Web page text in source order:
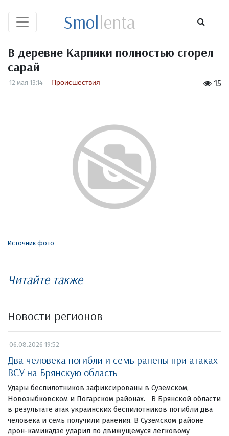
Smollenta
В деревне Карпики полностью сгорел
сарай
15
12 мая 13:14 Происшествия
Источник фото
Читайте также
Новости регионов
06.08.2026 19:52
Два человека погибли и семь ранены при атаках
ВСУ на Брянскую область
Удары беспилотников зафиксированы в Суземском,
Новозыбковском и Погарском районах. В Брянской области
в результате атак украинских беспилотников погибли два
человека и семь получили ранения. В Суземском районе
дрон-камикадзе ударил по движущемуся легковому